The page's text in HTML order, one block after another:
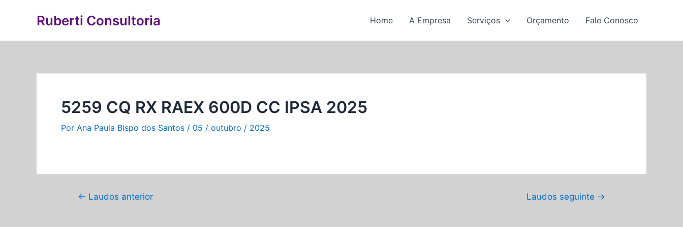
conteúdo
Ruberti Consultoria Home A Empresa Serviços Orçamento Fale Conosco
5259 CQ RX RAEX 600D CC IPSA 2025
Por Ana Paula Bispo dos Santos / 05 / outubro / 2025
de
← Laudos anterior Laudos seguinte →